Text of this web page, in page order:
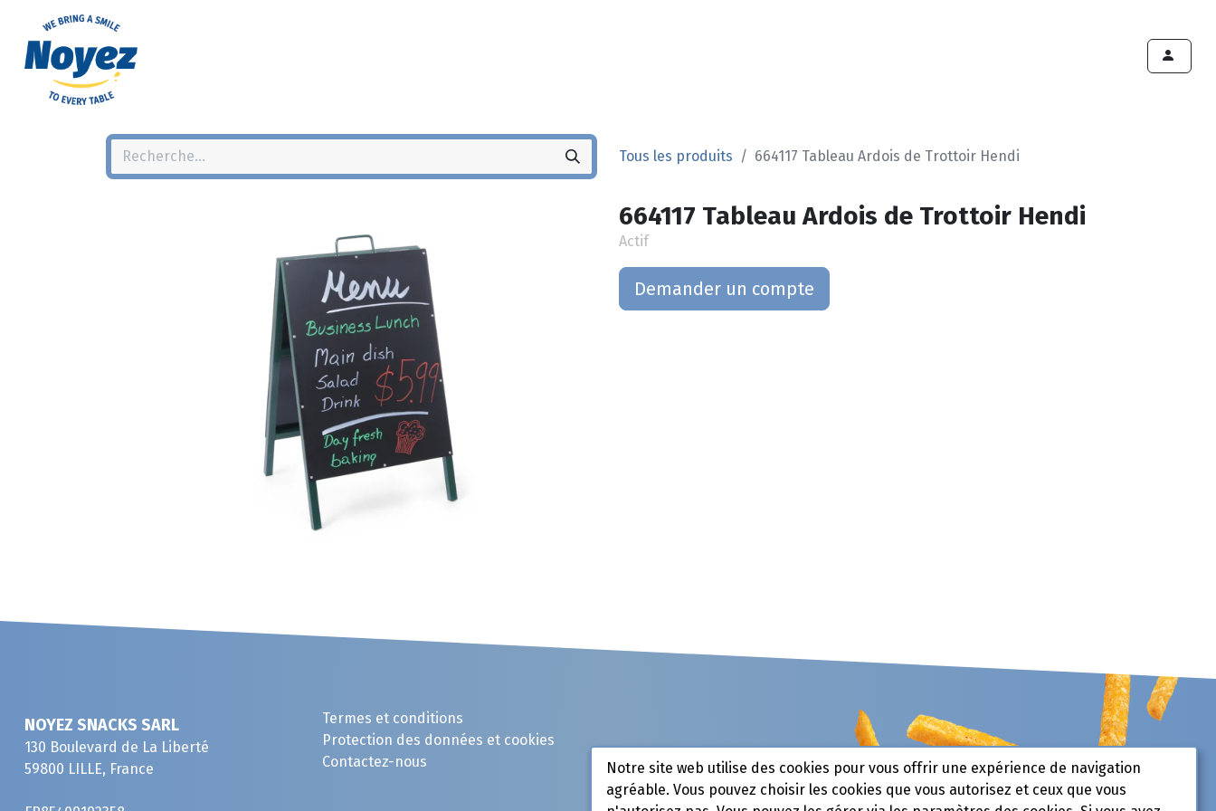
Tous les produits 664117 Tableau Ardois de Trottoir Hendi
664117 Tableau Ardois de Trottoir Hendi
Actif
Demander un compte
NOYEZ SNACKS SARL
130 Boulevard de La Liberté
59800 LILLE, France
Termes et conditions
Protection des données et cookies
Contactez-nous
Notre site web utilise des cookies pour vous offrir une expérience de navigation
agréable. Vous pouvez choisir les cookies que vous autorisez et ceux que vous